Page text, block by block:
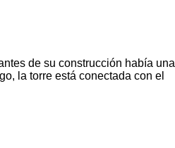
de su construcción había una
la torre está conectada con el